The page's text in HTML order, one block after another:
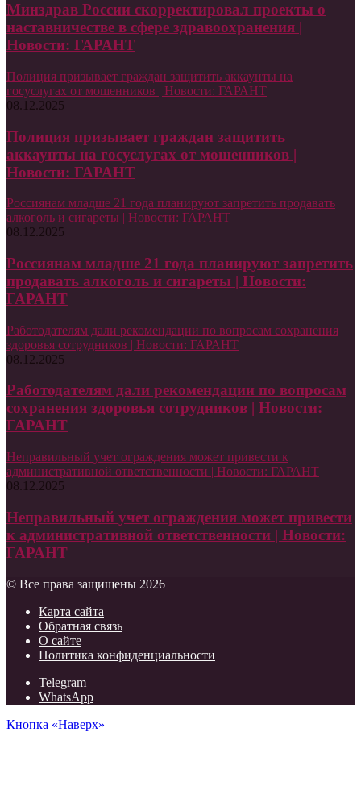
Минздрав России скорректировал проекты о
наставничестве в сфере здравоохранения |
Новости: ГАРАНТ
Полиция призывает граждан защитить аккаунты на
госуслугах от мошенников | Новости: ГАРАНТ
08.12.2025
Полиция призывает граждан защитить
аккаунты на госуслугах от мошенников |
Новости: ГАРАНТ
Россиянам младше 21 года планируют запретить продавать
алкоголь и сигареты | Новости: ГАРАНТ
08.12.2025
Россиянам младше 21 года планируют запретить
продавать алкоголь и сигареты | Новости:
ГАРАНТ
Работодателям дали рекомендации по вопросам сохранения
здоровья сотрудников | Новости: ГАРАНТ
08.12.2025
Работодателям дали рекомендации по вопросам
сохранения здоровья сотрудников | Новости:
ГАРАНТ
Неправильный учет ограждения может привести к
административной ответственности | Новости: ГАРАНТ
08.12.2025
Неправильный учет ограждения может привести
к административной ответственности | Новости:
ГАРАНТ
© Все права защищены 2026
Карта сайта
Обратная связь
О сайте
Политика конфиденциальности
Telegram
WhatsApp
Кнопка «Наверх»